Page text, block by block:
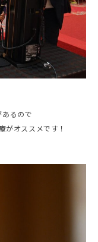
るので
がオススメです！